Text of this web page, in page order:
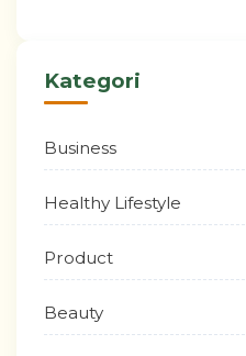
Kategori
Business
Healthy Lifestyle
Product
Beauty